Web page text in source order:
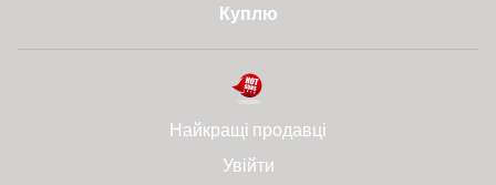
Куплю
Найкращі продавці
Увійти